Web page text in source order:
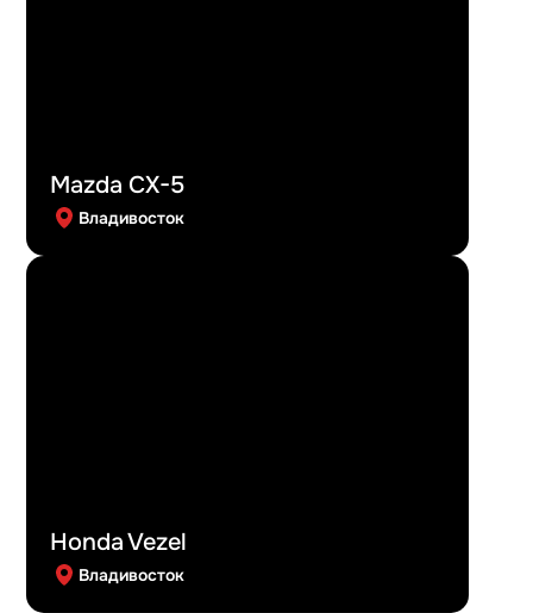
Mazda CX-5
Владивосток
Honda Vezel
Владивосток